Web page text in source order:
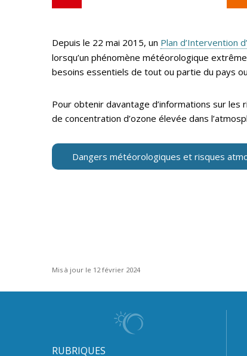
Depuis le 22 mai 2015, un Plan d’Intervention
lorsqu’un phénomène météorologique
besoins essentiels de tout ou partie du pays
Pour obtenir davantage d’informations sur
de concentration d’ozone élevée dans
Dangers météorologiques et risques
Mis à jour le 12 février 2024
RUBRIQUES